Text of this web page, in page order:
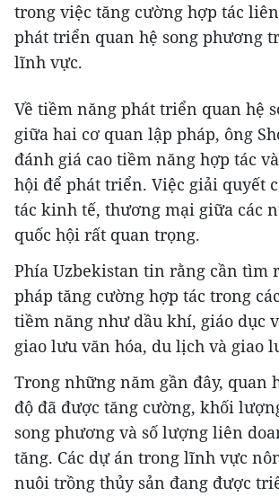
trong việc tăng cường hợp tác
phát triển quan hệ song phương
lĩnh vực.
Về tiềm năng phát triển quan hệ
giữa hai cơ quan lập pháp, ông
đánh giá cao tiềm năng hợp tác
hội để phát triển. Việc giải quyết
tác kinh tế, thương mại giữa các
quốc hội rất quan trọng.
Phía Uzbekistan tin rằng cần tìm
pháp tăng cường hợp tác trong
tiềm năng như dầu khí, giáo dục
giao lưu văn hóa, du lịch và giao
Trong những năm gần đây, quan
độ đã được tăng cường, khối
song phương và số lượng liên
tăng. Các dự án trong lĩnh vực
nuôi trồng thủy sản đang được